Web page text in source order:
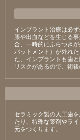
インプラント治療は必
脹や出血などを生じる
合、一時的にふらつき
バットメント）が外れ
た、インプラントも歯
リスクがあるので、術
セラミック製の⼈⼯⻭
たり、特殊な薬剤やラ
元をつくります。